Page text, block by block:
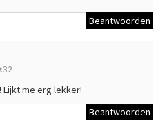
Beantwoorden
Lijkt me erg lekker!
Beantwoorden